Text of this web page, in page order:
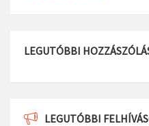
LEGUTÓBBI
LEGUTÓBBI